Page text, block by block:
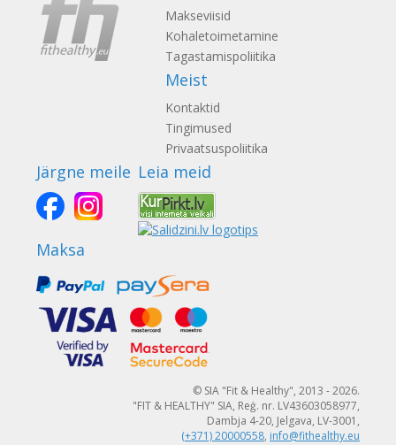
Makseviisid
Kohaletoimetamine
Tagastamispoliitika
Meist
Kontaktid
Tingimused
Privaatsuspoliitika
Järgne meile Leia meid
Maksa
© SIA "Fit & Healthy", 2013 - 2026.
"FIT & HEALTHY" SIA, Reģ. nr. LV43603058977,
Dambja 4-20, Jelgava, LV-3001,
(+371) 20000558, info@fithealthy.eu